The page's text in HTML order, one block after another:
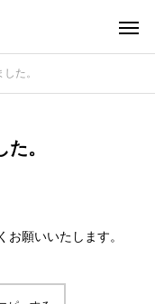
た。
。
お願いいたします。